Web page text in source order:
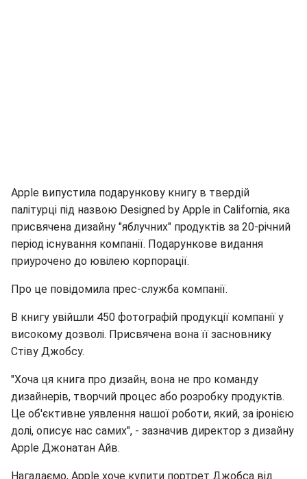
Apple випустила подарункову книгу в твердій
палітурці під назвою Designed by Apple in California, яка
присвячена дизайну "яблучних" продуктів за 20-річний
період існування компанії. Подарункове видання
приурочено до ювілею корпорації.
Про це повідомила прес-служба компанії.
В книгу увійшли 450 фотографій продукції компанії у
високому дозволі. Присвячена вона її засновнику
Стіву Джобсу.
"Хоча ця книга про дизайн, вона не про команду
дизайнерів, творчий процес або розробку продуктів.
Це об'єктивне уявлення нашої роботи, який, за іронією
долі, описує нас самих", - зазначив директор з дизайну
Apple Джонатан Айв.
Нагадаємо, Apple хоче купити портрет Джобса від